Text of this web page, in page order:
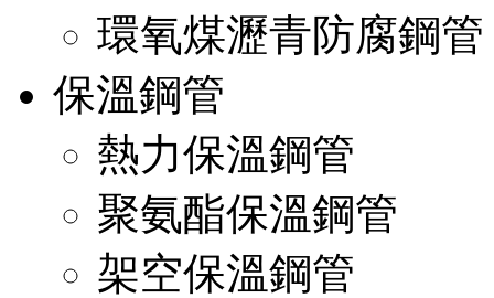
環氧煤瀝青防腐鋼管
保溫鋼管
熱力保溫鋼管
聚氨酯保溫鋼管
架空保溫鋼管